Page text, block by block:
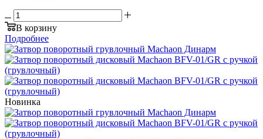
В корзину
Подробнее
Новинка